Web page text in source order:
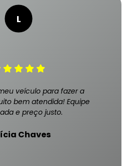
veículo para fazer a
bem atendida! Equipe
e preço justo.
Chaves